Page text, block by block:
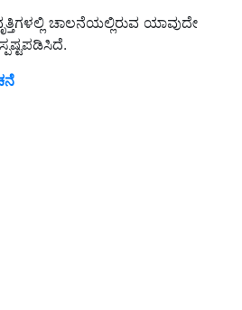
ಚಾಲನೆಯಲ್ಲಿರುವ ಯಾವುದೇ